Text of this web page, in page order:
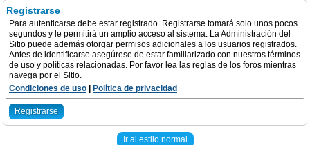
Registrarse
Para autenticarse debe estar registrado. Registrarse tomará solo unos pocos
segundos y le permitirá un amplio acceso al sistema. La Administración del
Sitio puede además otorgar permisos adicionales a los usuarios registrados.
Antes de identificarse asegúrese de estar familiarizado con nuestros términos
de uso y políticas relacionadas. Por favor lea las reglas de los foros mientras
navega por el Sitio.
Condiciones de uso
Política de privacidad
Registrarse
Ir al estilo normal